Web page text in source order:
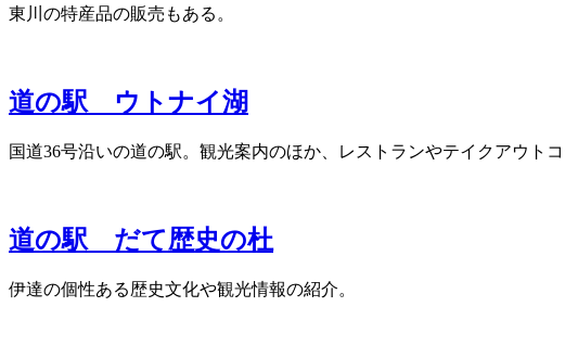
東川の特産品の販売もある。
道の駅 ウトナイ湖
国道36号沿いの道の駅。観光案内のほか、レストランやテイクアウトコ
道の駅 だて歴史の杜
伊達の個性ある歴史文化や観光情報の紹介。